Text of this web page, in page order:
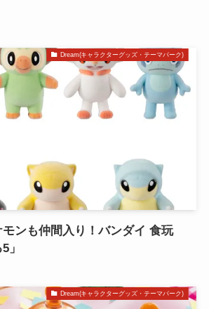
Dream(キャラクターグッズ・テーマパーク)
ンも仲間入り！バンダイ 食玩
」
Dream(キャラクターグッズ・テーマパーク)